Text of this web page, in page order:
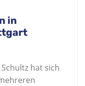
in
hat sich